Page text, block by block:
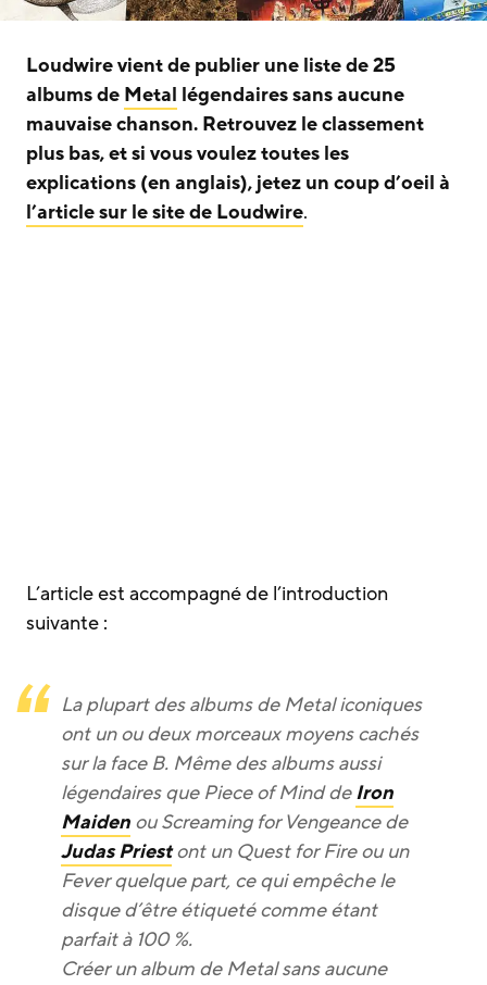
Loudwire vient de publier une liste de 25
albums de Metal légendaires sans aucune
mauvaise chanson. Retrouvez le classement
plus bas, et si vous voulez toutes les
explications (en anglais), jetez un coup d’oeil à
l’article sur le site de Loudwire.
L’article est accompagné de l’introduction
suivante :
La plupart des albums de Metal iconiques
ont un ou deux morceaux moyens cachés
sur la face B. Même des albums aussi
légendaires que Piece of Mind deIron
Maiden ou Screaming for Vengeance de
Judas Priestont un Quest for Fire ou un
Fever quelque part, ce qui empêche le
disque d’être étiqueté comme étant
parfait à 100 %.
Créer un album de Metal sans aucune